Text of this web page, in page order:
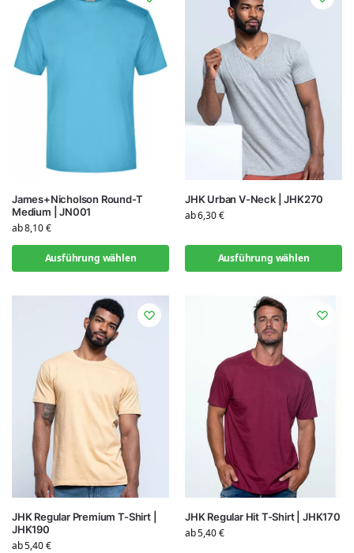
James+Nicholson Round-T
Medium | JN001
ab8,10€
Ausführung wählen
JHK Urban V-Neck | JHK270
ab6,30€
Ausführung wählen
JHK Regular Premium T-Shirt |
JHK190
ab5,40€
JHK Regular Hit T-Shirt | JHK170
ab5,40€